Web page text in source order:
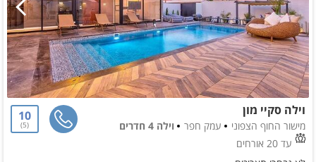
וילה סקיי מון
מישור החוף הצפוני עמק חפר
וילה 4 חדרים
עד 20 אורחים
10
5